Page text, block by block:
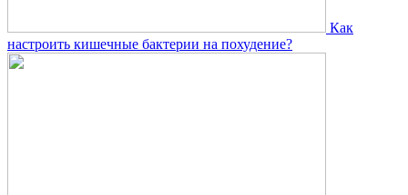
Как
настроить кишечные бактерии на похудение?